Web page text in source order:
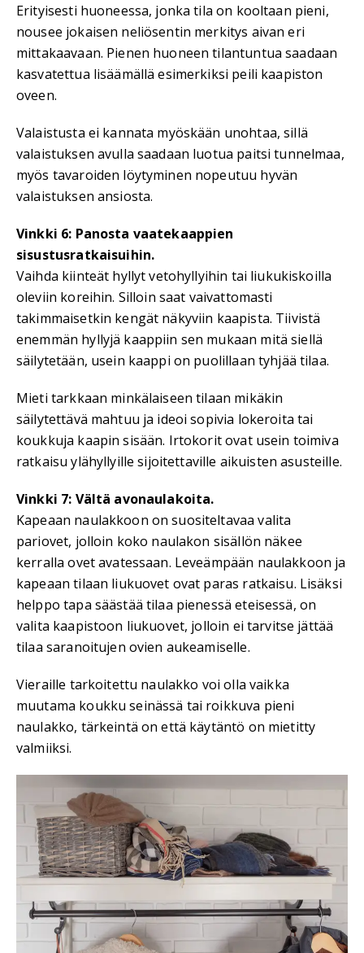
Erityisesti huoneessa, jonka tila on kooltaan pieni,
nousee jokaisen neliösentin merkitys aivan eri
mittakaavaan. Pienen huoneen tilantuntua saadaan
kasvatettua lisäämällä esimerkiksi peili kaapiston
oveen.
Valaistusta ei kannata myöskään unohtaa, sillä
valaistuksen avulla saadaan luotua paitsi tunnelmaa,
myös tavaroiden löytyminen nopeutuu hyvän
valaistuksen ansiosta.
Vinkki 6: Panosta vaatekaappien
sisustusratkaisuihin.
Vaihda kiinteät hyllyt vetohyllyihin tai liukukiskoilla
oleviin koreihin. Silloin saat vaivattomasti
takimmaisetkin kengät näkyviin kaapista. Tiivistä
enemmän hyllyjä kaappiin sen mukaan mitä siellä
säilytetään, usein kaappi on puolillaan tyhjää tilaa.
Mieti tarkkaan minkälaiseen tilaan mikäkin
säilytettävä mahtuu ja ideoi sopivia lokeroita tai
koukkuja kaapin sisään. Irtokorit ovat usein toimiva
ratkaisu ylähyllyille sijoitettaville aikuisten asusteille.
Vinkki 7: Vältä avonaulakoita.
Kapeaan naulakkoon on suositeltavaa valita
pariovet, jolloin koko naulakon sisällön näkee
kerralla ovet avatessaan. Leveämpään naulakkoon ja
kapeaan tilaan liukuovet ovat paras ratkaisu. Lisäksi
helppo tapa säästää tilaa pienessä eteisessä, on
valita kaapistoon liukuovet, jolloin ei tarvitse jättää
tilaa saranoitujen ovien aukeamiselle.
Vieraille tarkoitettu naulakko voi olla vaikka
muutama koukku seinässä tai roikkuva pieni
naulakko, tärkeintä on että käytäntö on mietitty
valmiiksi.